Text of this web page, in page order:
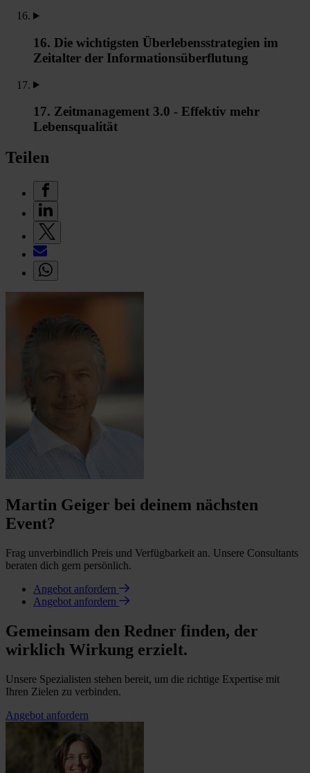
16. Die wichtigsten Überlebensstrategien im
Zeitalter der Informationsüberflutung
17. Zeitmanagement 3.0 - Effektiv mehr
Lebensqualität
Teilen
Martin Geiger bei deinem nächsten
Event?
Frag unverbindlich Preis und Verfügbarkeit an. Unsere Consultants
beraten dich gern persönlich.
Angebot anfordern
Angebot anfordern
Gemeinsam den Redner finden, der
wirklich Wirkung erzielt.
Unsere Spezialisten stehen bereit, um die richtige Expertise mit
Ihren Zielen zu verbinden.
Angebot anfordern